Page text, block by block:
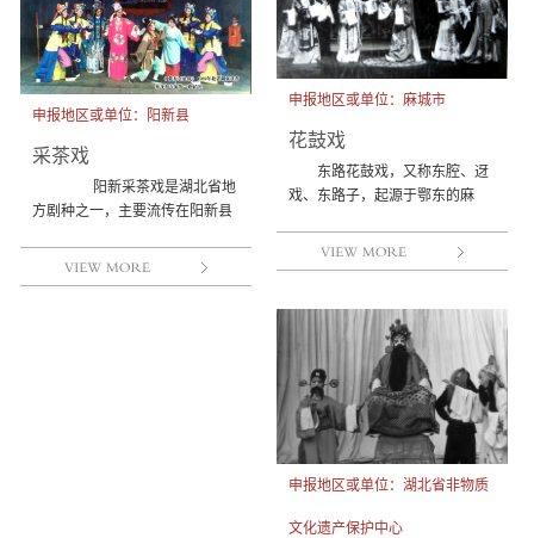
申报地区或单位：阳新县
采茶戏
阳新采茶戏是湖北省地
方剧种之一，主要流传在阳新县
申报地区或单位：麻城市
花鼓戏
东路花鼓戏，又称东腔、迓
戏、东路子，起源于鄂东的麻
申报地区或单位：湖北省非物质
文化遗产保护中心